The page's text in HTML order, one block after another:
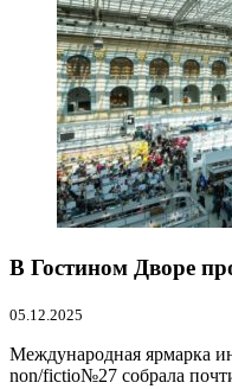
В Гостином Дворе
05.12.2025
Международная ярмарка
non/fictio№27 собрала